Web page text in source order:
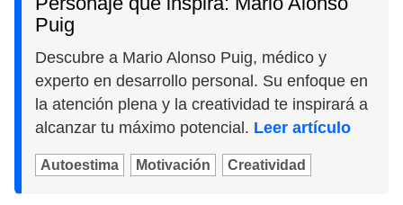
Puig
Descubre a Mario Alonso Puig, médico y
experto en desarrollo personal. Su enfoque en
la atención plena y la creatividad te inspirará a
alcanzar tu máximo potencial. Leer artículo
Autoestima Motivación Creatividad